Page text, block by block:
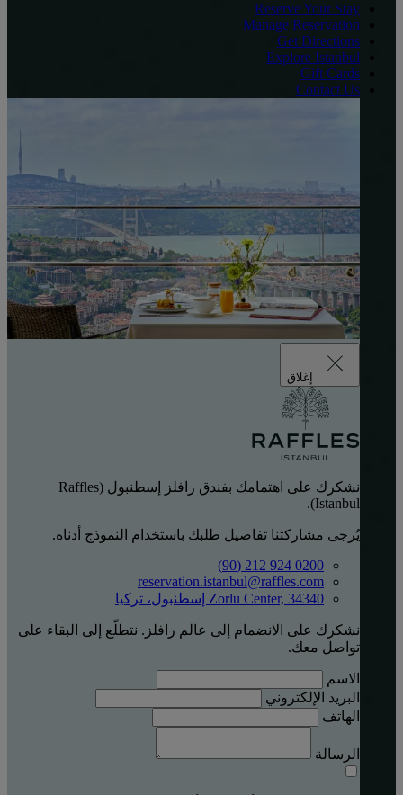
Reserve Your Stay
Manage Reservation
Get Directions
Explore Istanbul
Gift Cards
Contact Us
إغلاق
نشكرك على اهتمامك بفندق رافلز إسطنبول (Raffles
Istanbul).
يُرجى مشاركتنا تفاصيل طلبك باستخدام النموذج أدناه.
0200 924 212 (90)
reservation.istanbul@raffles.com
Zorlu Center, 34340 إسطنبول، تركيا
نشكرك على الانضمام إلى عالم رافلز. نتطلّع إلى البقاء على
تواصل معك.
الاسم
البريد الإلكتروني
الهاتف
الرسالة